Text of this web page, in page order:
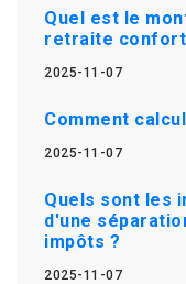
Quel est le
retraite
2025-11-07
Comment
2025-11-07
Quels sont les
d'une
impôts ?
2025-11-07